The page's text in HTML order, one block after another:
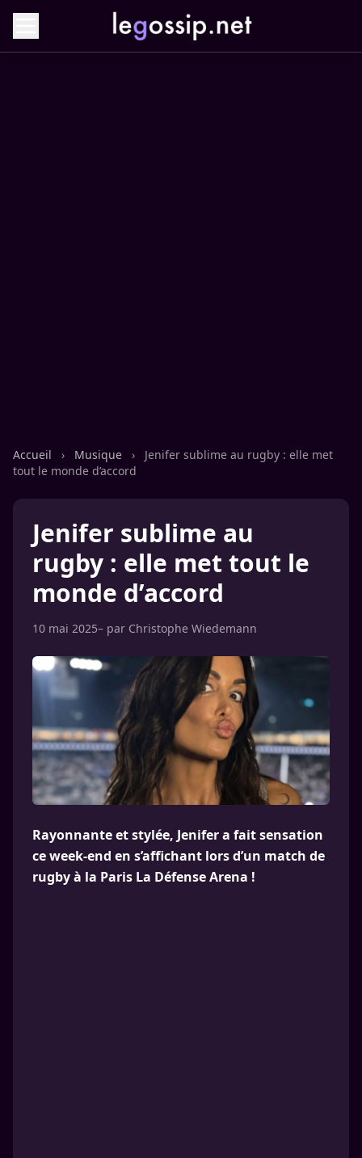
Accueil › Musique ›
Jenifer sublime au rugby : elle met
tout le monde d’accord
Jenifer sublime au
rugby : elle met tout le
monde d’accord
10 mai 2025– par Christophe Wiedemann
Rayonnante et stylée, Jenifer a fait sensation
ce week-end en s’affichant lors d’un match de
rugby à la Paris La Défense Arena !